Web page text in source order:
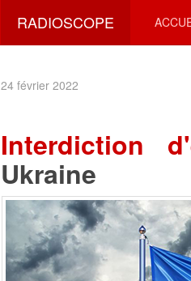
RADIOSCOPE
24 février 2022
Interdiction
Ukraine